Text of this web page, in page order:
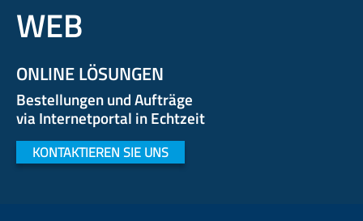
WEB
ONLINE LÖSUNGEN
Bestellungen und Aufträge
via Internetportal in Echtzeit
KONTAKTIEREN SIE UNS